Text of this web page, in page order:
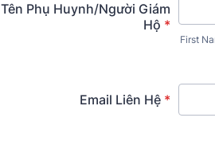
Tên Phụ Huynh/Người Giám
Hộ *
First
Email Liên Hệ *